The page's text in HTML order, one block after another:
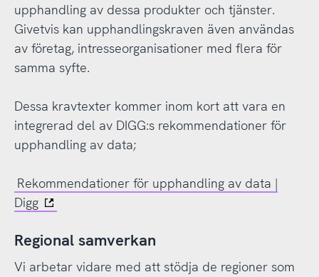
upphandling av dessa produkter och tjänster.
Givetvis kan upphandlingskraven även användas
av företag, intresseorganisationer med flera för
samma syfte.
Dessa kravtexter kommer inom kort att vara en
integrerad del av DIGG:s rekommendationer för
upphandling av data;
Rekommendationer för upphandling av data |
Digg
Regional samverkan
Vi arbetar vidare med att stödja de regioner som